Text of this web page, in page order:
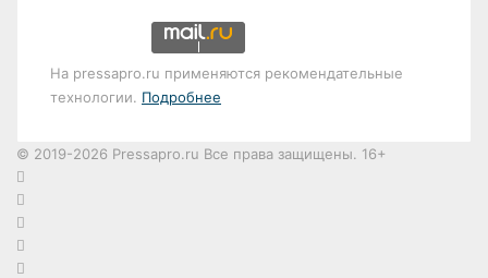
На pressapro.ru применяются рекомендательные
технологии. Подробнее
© 2019-2026 Pressapro.ru Все права защищены. 16+